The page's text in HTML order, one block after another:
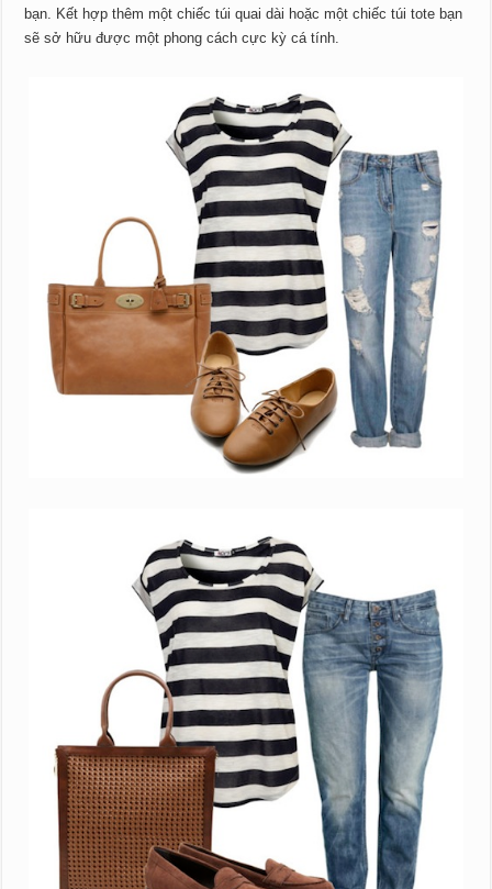
bạn. Kết hợp thêm một chiếc túi quai dài hoặc một chiếc túi tote bạn
sẽ sở hữu được một phong cách cực kỳ cá tính.